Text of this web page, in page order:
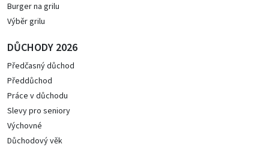
Burger na grilu
Výběr grilu
DŮCHODY 2026
Předčasný důchod
Předdůchod
Práce v důchodu
Slevy pro seniory
Výchovné
Důchodový věk